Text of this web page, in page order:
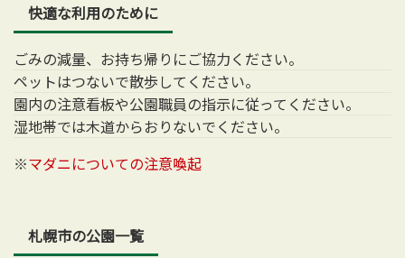
快適な利用のために
ごみの減量、お持ち帰りにご協力ください。
ペットはつないで散歩してください。
園内の注意看板や公園職員の指示に従ってください。
湿地帯では木道からおりないでください。
※マダニについての注意喚起
札幌市の公園一覧